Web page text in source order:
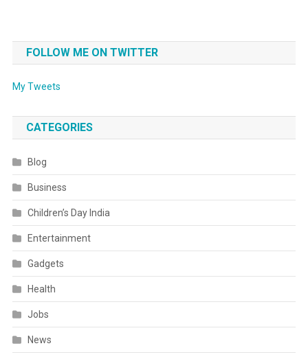
FOLLOW ME ON TWITTER
My Tweets
CATEGORIES
Blog
Business
Children’s Day India
Entertainment
Gadgets
Health
Jobs
News